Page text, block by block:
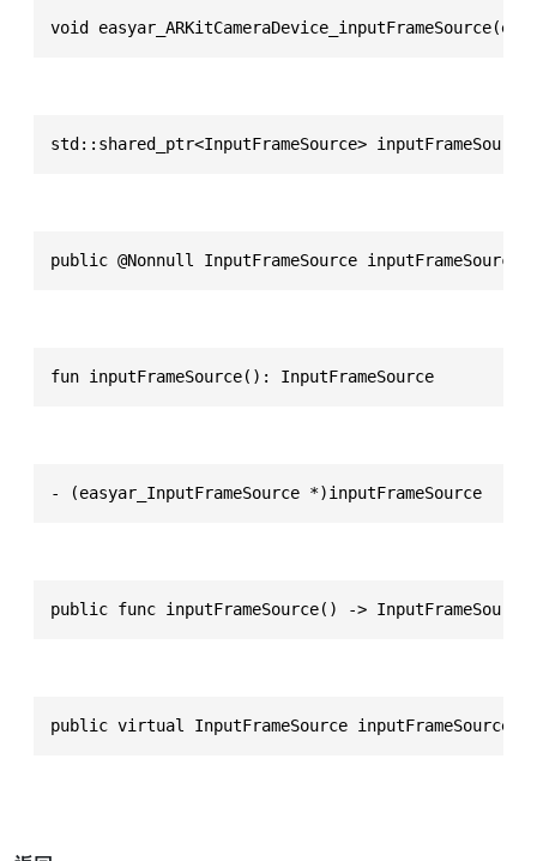
void
std::shared_ptr<InputFrameSource>
public @Nonnull InputFrameSource
fun inputFrameSource(): InputFrameSource
- (easyar_InputFrameSource *)inputFrameSource
public func inputFrameSource() -> InputFrameSource
public virtual InputFrameSource inputFrameSource()